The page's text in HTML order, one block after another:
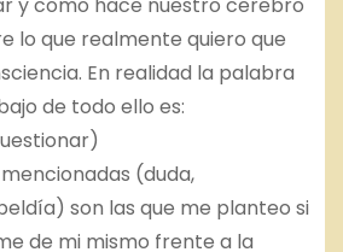
lo que realmente quiero que
En realidad la palabra
de todo ello es:
(duda,
son las que me planteo si
de mi mismo frente a la